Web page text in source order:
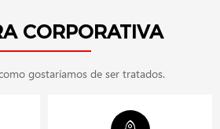
CORPORATIVA
gostaríamos de ser tratados.